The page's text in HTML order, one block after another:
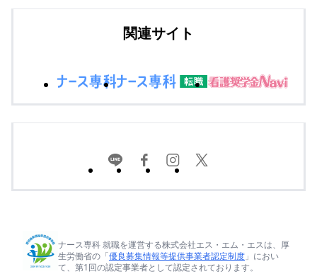
関連サイト
ナース専科 就職を運営する株式会社エス・エム・エスは、厚
生労働省の「優良募集情報等提供事業者認定制度 」におい
て、第1回の認定事業者として認定されております。